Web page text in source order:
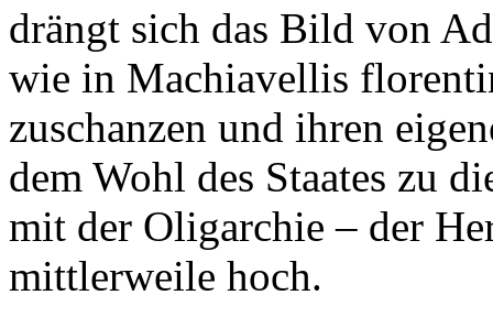
drängt sich das Bild von
wie in Machiavellis
zuschanzen und ihren
dem Wohl des Staates zu
mit der Oligarchie – der
mittlerweile hoch.